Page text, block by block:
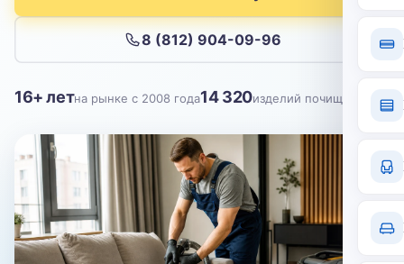
8 (812) 904-09-96
16+ летна рынке с 2008 года14 320изделий почищено